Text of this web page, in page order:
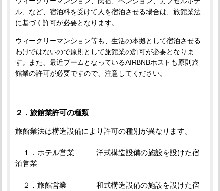
ル、 など、宿泊料を受けて人を宿泊させる場合は、旅館業法
に基づく許可が必要となります。
ウィークリーマンション等も、生活の本拠として宿泊させる
わけではないので原則として旅館業の許可が必要となりま
す。また、最近ブームとなっているAIRBNBホストも原則旅
館業の許可が必要ですので、注意してください。
２．旅館業許可の種類
旅館業法は構造設備により許可の種別が異なります。
１．ホテル営業 洋式構造設備の施設を設けた宿
泊営業
２．旅館営業 和式構造設備の施設を設けた宿